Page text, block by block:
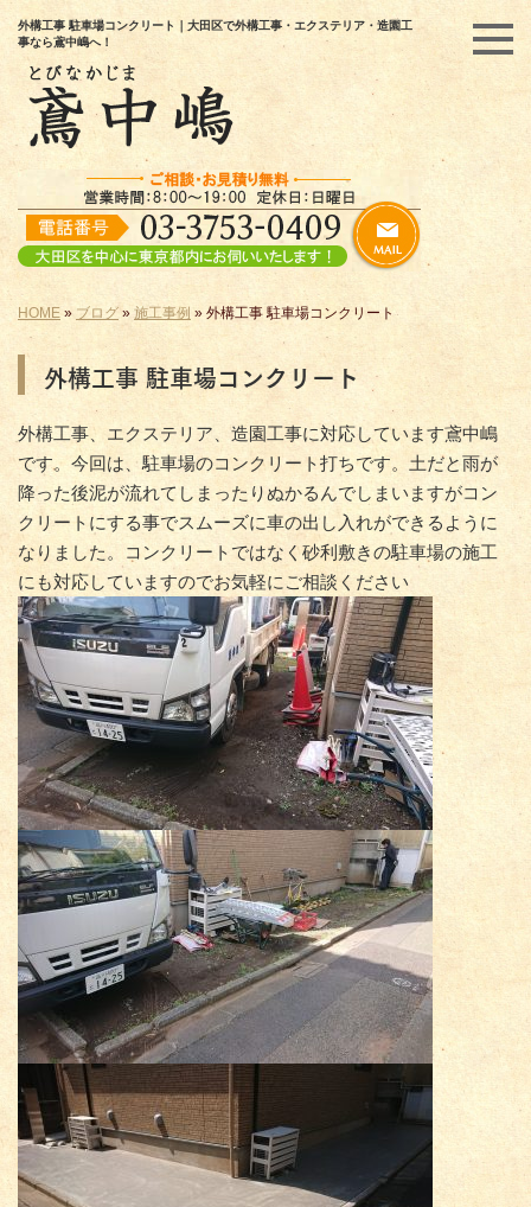
外構工事 駐車場コンクリート｜大田区で外構工事・エクステリア・造園工
事なら鳶中嶋へ！
HOME » ブログ» 施工事例 » 外構工事 駐車場コンクリート
外構工事 駐車場コンクリート
外構工事、エクステリア、造園工事に対応しています鳶中嶋
です。今回は、駐車場のコンクリート打ちです。土だと雨が
降った後泥が流れてしまったりぬかるんでしまいますがコン
クリートにする事でスムーズに車の出し入れができるように
なりました。コンクリートではなく砂利敷きの駐車場の施工
にも対応していますのでお気軽にご相談ください